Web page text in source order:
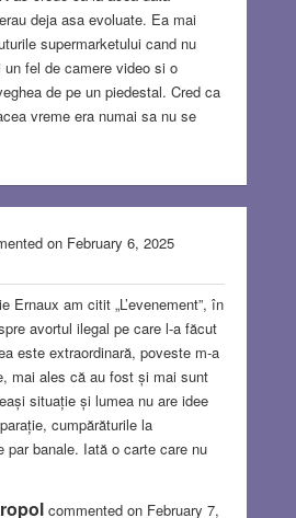
deja asa evoluate. Ea mai
supermarketului cand nu
fel de camere video si o
de pe un piedestal. Cred ca
vreme era numai sa nu se
on February 6, 2025
Ernaux am citit „L’evenement”, în
avortul ilegal pe care l-a făcut
este extraordinară, poveste m-a
mai ales că au fost și mai sunt
situație și lumea nu are idee
cumpărăturile la
par banale. Iată o carte care nu
commented on February 7,